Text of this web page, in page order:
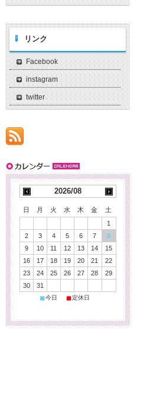
リンク
Facebook
instagram
twitter
2026/08
日 月 火 水 木 金
土
1
2
3 4 5 6 7
8
9
10 11 12 13 14
15
16
17 18 19 20 21
22
23
24 25 26 27 28
29
30
31
■今日 ■定休日